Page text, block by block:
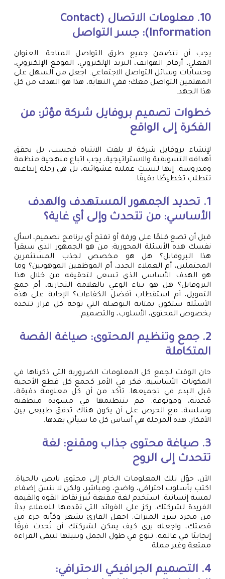
10. معلومات الاتصال (Contact
Information): جسر التواصل
يجب أن تتضمن جميع طرق التواصل المتاحة: العنوان
الفعلي، أرقام الهواتف، البريد الإلكتروني، الموقع الإلكتروني،
وحسابات وسائل التواصل الاجتماعي. اجعل من السهل على
المهتمين التواصل معك؛ ففي النهاية، هذا هو الهدف من كل
هذا الجهد.
خطوات تصميم بروفايل شركة مؤثر: من
الفكرة إلى الواقع
لإنشاء بروفايل شركة لا يلفت الانتباه فحسب، بل يحقق
أهدافه التسويقية والاستراتيجية، يجب اتباع منهجية منظمة
ومدروسة. إنها ليست عملية عشوائية، بل هي رحلة إبداعية
تتطلب تخطيطًا دقيقًا:
1. تحديد الجمهور المستهدف والهدف
الأساسي: من تتحدث وإلى أي غاية؟
قبل أن تضع قلمًا على ورقة أو تفتح أي برنامج تصميم، اسأل
نفسك هذه الأسئلة المحورية: من هو الجمهور الذي سيقرأ
هذا البروفايل؟ هل هو مخصص لجذب المستثمرين
المحتملين، أم العملاء الجدد، أم الموظفين الموهوبين؟ وما
هو الهدف الأساسي الذي تسعى لتحقيقه من خلال هذا
البروفايل؟ هل هو بناء الوعي بالعلامة التجارية، أم جمع
التمويل، أم استقطاب أفضل الكفاءات؟ الإجابة على هذه
الأسئلة ستكون بمثابة البوصلة التي توجه كل قرار تتخذه
بخصوص المحتوى، الأسلوب، والتصميم.
2. جمع وتنظيم المحتوى: صياغة القصة
المتكاملة
حان الوقت لجمع كل المعلومات الضرورية التي ذكرناها في
المكونات الأساسية. فكر في الأمر كجمع كل قطع الأحجية
قبل البدء في تجميعها. تأكد من أن كل معلومة دقيقة،
مُحدثة، وموثوقة. قم بتنظيمها في مسودة منطقية
وسلسة، مع الحرص على أن يكون هناك تدفق طبيعي بين
الأفكار. هذه المرحلة هي أساس كل ما سيأتي بعدها.
3. صياغة محتوى جذاب ومقنع: لغة
تتحدث إلى الروح
الآن، حوّل تلك المعلومات الخام إلى محتوى نابض بالحياة.
اكتب بأسلوب احترافي، واضح، ومباشر، ولكن لا تنسَ إضفاء
لمسة إنسانية. استخدم لغة مقنعة تُبرز نقاط القوة والقيمة
الفريدة لشركتك. ركز على الفوائد التي تقدمها للعملاء بدلاً
من مجرد سرد الميزات. اجعل القارئ يشعر وكأنه جزء من
قصتك، واجعله يرى كيف يمكن لشركتك أن تُحدث فرقًا
إيجابيًا في عالمه. تنوع في طول الجمل وبنيتها لتبقى القراءة
ممتعة وغير مملة.
4. التصميم الجرافيكي الاحترافي: